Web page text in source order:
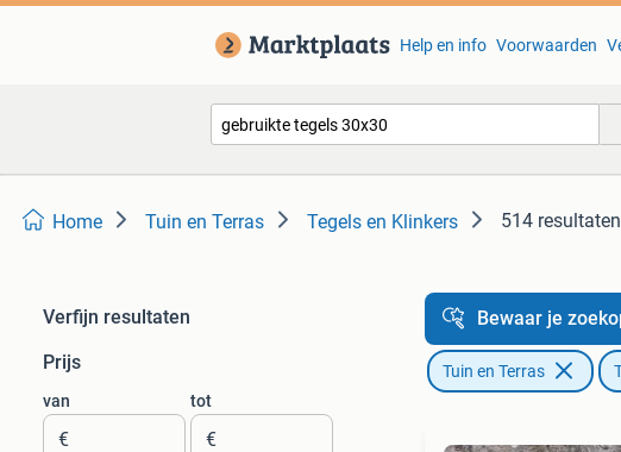
Help en info Voorwaarden
Home Tuin en Terras Tegels en Klinkers 514 resultaten
Verfijn resultaten
Prijs
van
€
tot
€
Bewaar je
Tuin en Terras